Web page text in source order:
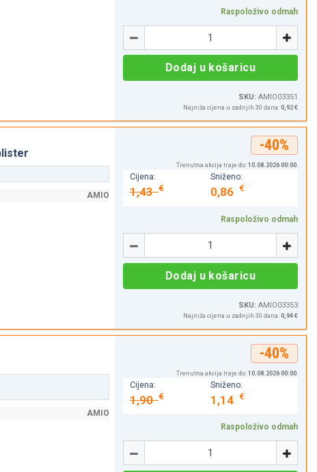
Raspoloživo odmah
-
Količina
+
Dodaj u košaricu
SKU:AMIO03351
Najniža cijena u zadnjih 30 dana: 0,92 €
AMIO
-40%
Trenutna akcija traje do: 10.08.2026 00:00.
Cijena:
1,43€
Sniženo:
0,86 €
Raspoloživo odmah
-
Količina
+
Dodaj u košaricu
SKU:AMIO03353
Najniža cijena u zadnjih 30 dana: 0,94 €
AMIO
-40%
Trenutna akcija traje do: 10.08.2026 00:00.
Cijena:
1,90€
Sniženo:
1,14 €
Raspoloživo odmah
-
Količina
+